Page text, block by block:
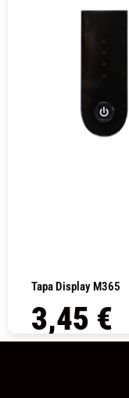
Tapa Display M365
3,45 €